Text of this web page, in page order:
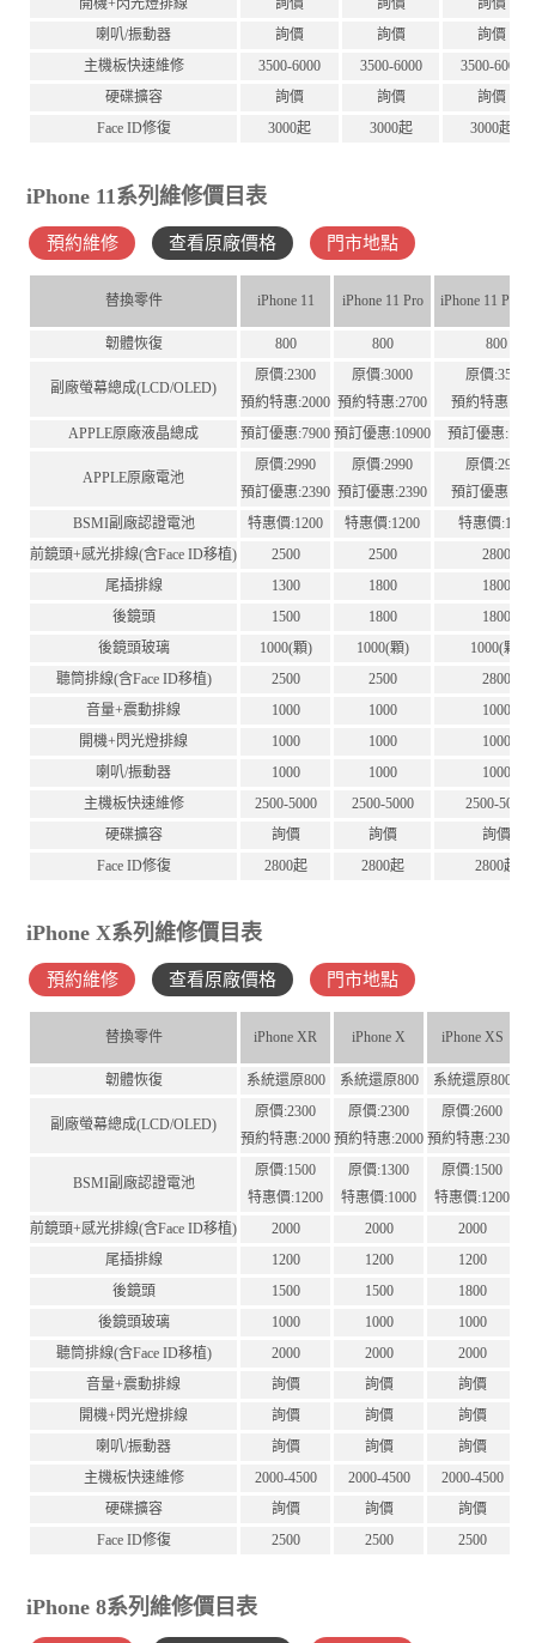
開機+閃光燈排線 詢價 詢價
詢價
喇叭/振動器
詢價 詢價
詢價
主機板快速維修
3500-6000 3500-6000
3500-6000
硬碟擴容
詢價 詢價
詢價
Face ID修復
3000起 3000起 3000起
iPhone 11系列維修價目表
預約維修 查看原廠價格 門市地點
替換零件 iPhone 11 iPhone 11 Pro iPhone 11 Pro
韌體恢復 800 800 800
副廠螢幕總成(LCD/OLED)
原價:2300
預約特惠:2000
原價:3000
預約特惠:2700
原價:3500
預約特惠
APPLE原廠液晶總成
預訂優惠:7900 預訂優惠:10900 預訂優惠
APPLE原廠電池
原價:2990
預訂優惠:2390
原價:2990
預訂優惠:2390
原價:2990
預訂優惠
BSMI副廠認證電池
特惠價:1200 特惠價:1200
特惠價:1200
前鏡頭+感光排線(含Face ID移植)
2500 2500
2800
尾插排線
1300 1800
1800
後鏡頭
1500 1800
1800
後鏡頭玻璃
1000(顆) 1000(顆)
1000(顆)
聽筒排線(含Face ID移植)
2500 2500
2800
音量+震動排線
1000 1000
1000
開機+閃光燈排線
1000 1000
1000
喇叭/振動器
1000 1000
1000
主機板快速維修
2500-5000 2500-5000
2500-5000
硬碟擴容
詢價 詢價
詢價
Face ID修復
2800起 2800起 2800起
iPhone X系列維修價目表
預約維修 查看原廠價格 門市地點
替換零件 iPhone XR iPhone X iPhone XS
韌體恢復 系統還原800 系統還原800 系統還原800
副廠螢幕總成(LCD/OLED)
原價:2300
預約特惠:2000
原價:2300
預約特惠:2000
原價:2600
預約特惠:2300
BSMI副廠認證電池
原價:1500
特惠價:1200
原價:1300
特惠價:1000
原價:1500
特惠價:1200
前鏡頭+感光排線(含Face ID移植)
2000 2000
2000
尾插排線
1200 1200
1200
後鏡頭
1500 1500
1800
後鏡頭玻璃
1000 1000
1000
聽筒排線(含Face ID移植)
2000 2000
2000
音量+震動排線
詢價 詢價
詢價
開機+閃光燈排線
詢價 詢價
詢價
喇叭/振動器
詢價 詢價
詢價
主機板快速維修
2000-4500 2000-4500
2000-4500
硬碟擴容
詢價 詢價
詢價
Face ID修復
2500 2500 2500
iPhone 8系列維修價目表